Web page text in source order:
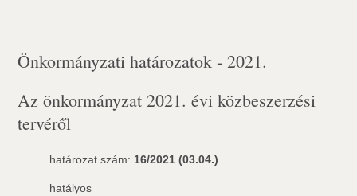
Önkormányzati határozatok - 2021.
Az önkormányzat 2021. évi közbeszerzési
tervéről
határozat szám: 16/2021 (03.04.)
hatályos